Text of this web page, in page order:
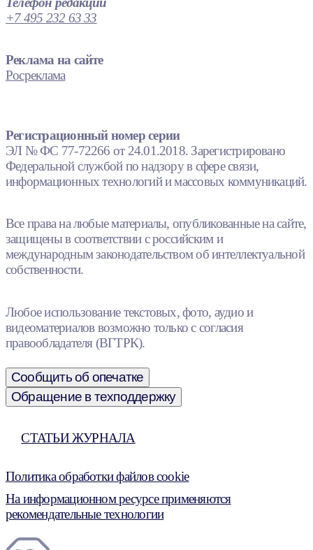
+7 495 232 63 33
Реклама на сайте
Росреклама
Регистрационный номер серии
ЭЛ № ФС 77-72266 от 24.01.2018. Зарегистрировано
Федеральной службой по надзору в сфере связи,
информационных технологий и массовых коммуникаций.
Все права на любые материалы, опубликованные на сайте,
защищены в соответствии с российским и
международным законодательством об интеллектуальной
собственности.
Любое использование текстовых, фото, аудио и
видеоматериалов возможно только с согласия
правообладателя (ВГТРК).
Сообщить об опечатке
Обращение в техподдержку
СТАТЬИ ЖУРНАЛА
Политика обработки файлов cookie
На информационном ресурсе применяются
рекомендательные технологии